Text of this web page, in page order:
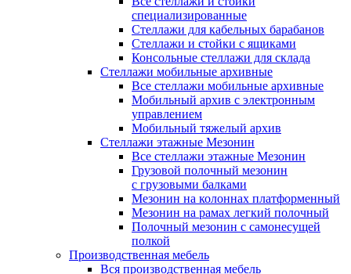
специализированные
Стеллажи для кабельных барабанов
Стеллажи и стойки с ящиками
Консольные стеллажи для склада
Стеллажи мобильные архивные
Все стеллажи мобильные архивные
Мобильный архив с электронным
управлением
Мобильный тяжелый архив
Стеллажи этажные Мезонин
Все стеллажи этажные Мезонин
Грузовой полочный мезонин
с грузовыми балками
Мезонин на колоннах платформенный
Мезонин на рамах легкий полочный
Полочный мезонин с самонесущей
полкой
Производственная мебель
Вся производственная мебель